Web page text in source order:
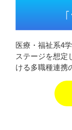
医療・福祉系4
ステージを想定
ける多職種連携